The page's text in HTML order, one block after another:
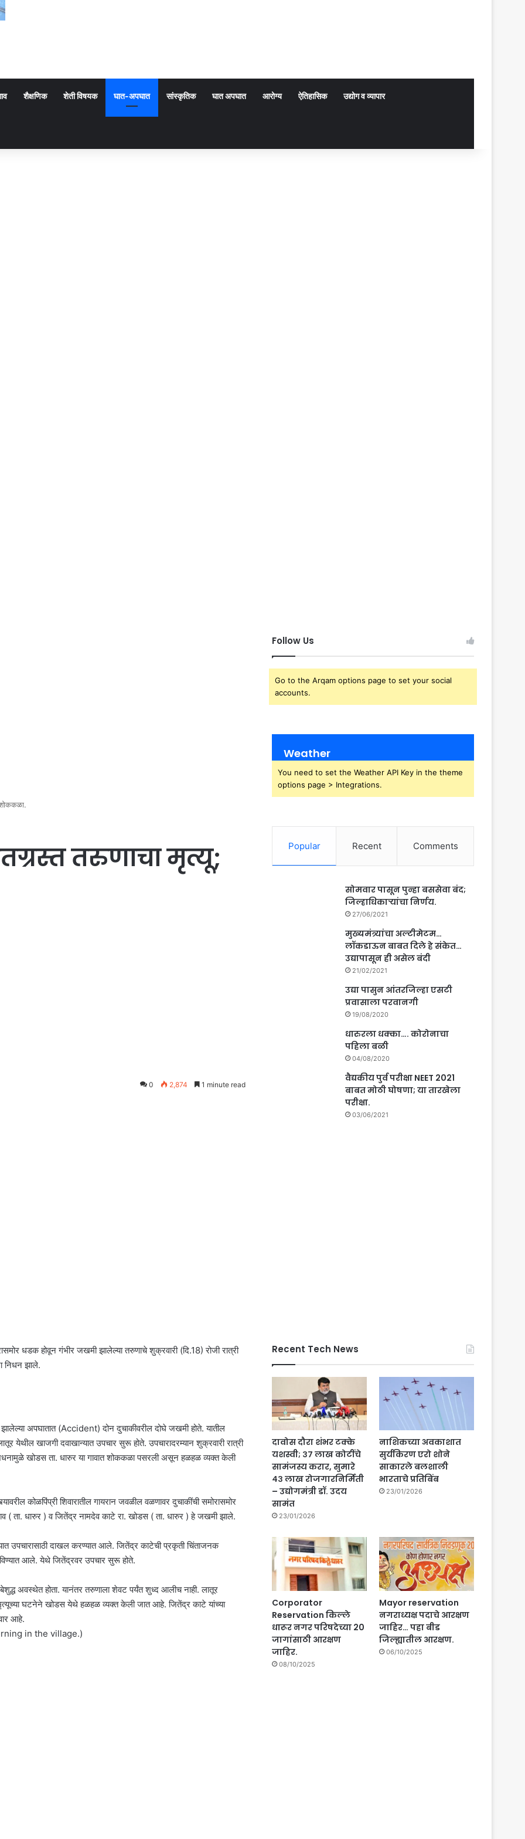
शैक्षणिक शेती विषयक घात-अपघात सांस्कृतिक घात अपघात आरोग्य ऐतिहासिक उद्योग व व्यापार
शोककळा.
तरुणाचा मृत्यू;
0 2,874 1 minute read
धडक होवून गंभीर जखमी झालेल्या तरुणाचे शुक्रवारी (दि.18) रोजी रात्री
निधन झाले.
अपघातात (Accident) दोन दुचाकीवरील दोघे जखमी होते. यातील
येथील खाजगी दवाखान्यात उपचार सुरू होते. उपचारादरम्यान शुक्रवारी रात्री
खोडस ता. धारुर या गावात शोककळा पसरली असून हळहळ व्यक्त केली
कोळपिंप्री शिवारातील गायरान जवळील वळणावर दुचाकींची समोरासमोर
( ता. धारुर ) व जितेंद्र नामदेव काटे रा. खोडस ( ता. धारुर ) हे जखमी झाले.
उपचारासाठी दाखल करण्यात आले. जितेंद्र काटेची प्रकृती चिंताजनक
आले. येथे जितेंद्रवर उपचार सुरू होते.
अवस्थेत होता. यानंतर तरुणाला शेवट पर्यंत शुध्द आलीच नाही. लातूर
घटनेने खोडस येथे हळहळ व्यक्त केली जात आहे. जितेंद्र काटे यांच्या
आहे.
in the village.)
Follow Us
Go to the Arqam options page to set your social
accounts.
Weather
You need to set the Weather API Key in the theme
options page > Integrations.
Popular Recent Comments
सोमवार पासून पुन्हा बससेवा बंद;
जिल्हाधिकाऱ्यांचा निर्णय.
27/06/2021
मुख्यमंत्र्यांचा अल्टीमेटम…
लॉकडाऊन बाबत दिले हे संकेत…
उद्यापासून ही असेल बंदी
21/02/2021
उद्या पासुन आंतरजिल्हा एसटी
प्रवासाला परवानगी
19/08/2020
धारुरला धक्का…. कोरोनाचा
पहिला बळी
04/08/2020
वैद्यकीय पुर्व परीक्षा NEET 2021
बाबत मोठी घोषणा; या तारखेला
परीक्षा.
03/06/2021
Recent Tech News
दावोस दौरा शंभर टक्के
यशस्वी; ३७ लाख कोटींचे
सामंजस्य करार, सुमारे
४३ लाख रोजगारनिर्मिती
– उद्योगमंत्री डॉ. उदय
सामंत
23/01/2026
नाशिकच्या अवकाशात
सुर्यकिरण एरो शोने
साकारले बलशाली
भारताचे प्रतिबिंब
23/01/2026
Corporator
Reservation किल्ले
धारूर नगर परिषदेच्या 20
जागांसाठी आरक्षण
जाहिर.
08/10/2025
Mayor reservation
नगराध्यक्ष पदाचे आरक्षण
जाहिर… पहा बीड
जिल्ह्यातील आरक्षण.
06/10/2025